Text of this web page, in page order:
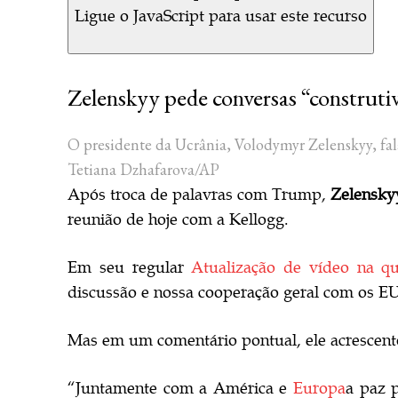
Ligue o JavaScript para usar este recurso
Zelenskyy pede conversas
O presidente da Ucrânia, Volodymyr Zelenskyy,
Tetiana Dzhafarova/AP
Após troca de palavras com Trump,
reunião de hoje com a Kellogg.
Em seu regularAtualização de vídeo na
discussão e nossa cooperação geral com os
Mas em um comentário pontual, ele
“Juntamente com a América eEuropaa paz